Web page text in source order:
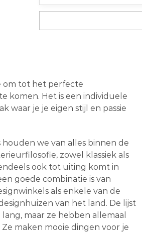
om tot het perfecte
komen. Het is een individuele
waar je je eigen stijl en passie
houden we van alles binnen de
zowel klassiek als
ook tot uiting komt in
goede combinatie is van
als enkele van de
van het land. De lijst
maar ze hebben allemaal
maken mooie dingen voor je